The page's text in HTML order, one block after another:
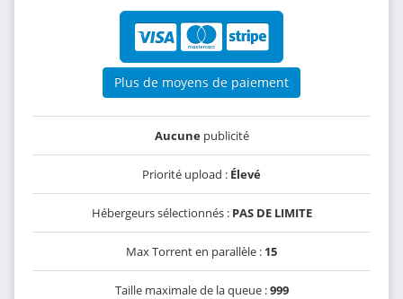
Plus de moyens de paiement
Aucunepublicité
Priorité upload : Élevé
Hébergeurs sélectionnés : PAS DE LIMITE
Max Torrent en parallèle : 15
Taille maximale de la queue :999